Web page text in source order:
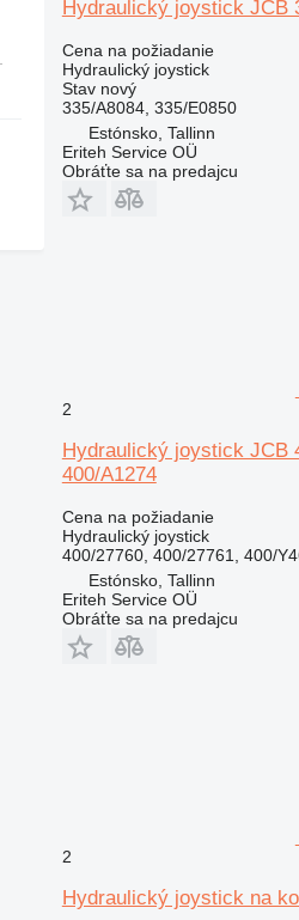
Hydraulický joystick JCB
Cena na požiadanie
Hydraulický joystick
Stavnový
335/A8084, 335/E0850
Estónsko, Tallinn
Eriteh Service OÜ
Obráťte sa na predajcu
2
Hydraulický joystick JCB
400/A1274
Cena na požiadanie
Hydraulický joystick
400/27760, 400/27761, 400/
Estónsko, Tallinn
Eriteh Service OÜ
Obráťte sa na predajcu
2
Hydraulický joystick na